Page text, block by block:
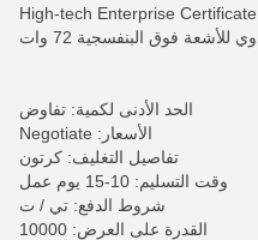
فوق البنفسجية 72 وات
الحد الأدنى لكمية: تفاوض
الأسعار: Negotiate
تفاصيل التغليف: كرتون
وقت التسليم: 10-15 يوم عمل
شروط الدفع: تي / ت
القدرة على العرض: 10000